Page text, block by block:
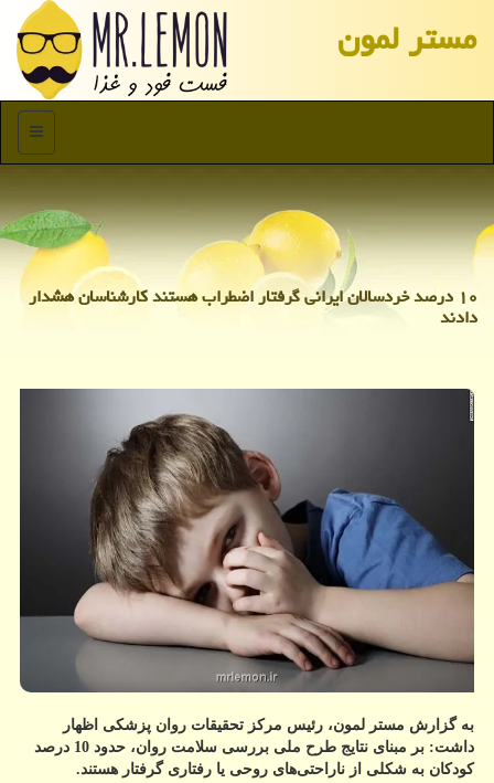
مستر لمون
منو
۱۰ درصد خردسالان ایرانی گرفتار اضطراب هستند کارشناسان هشدار
دادند
به گزارش مستر لمون، رئیس مرکز تحقیقات روان پزشکی اظهار
داشت: بر مبنای نتایج طرح ملی بررسی سلامت روان، حدود 10 درصد
کودکان به شکلی از ناراحتی‌های روحی یا رفتاری گرفتار هستند.